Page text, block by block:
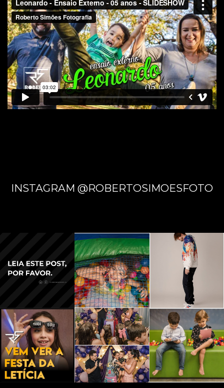
BOSQU
E DA
PAZ -
CAMPO
GRAND
E - MS
INSTAGRAM @ROBERTOSIMOESFOTO